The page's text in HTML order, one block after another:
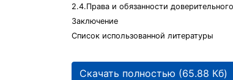
2.4.Права и обязанности
Заключение
Список использованной литературы
Скачать полностью (65.88 Кб)